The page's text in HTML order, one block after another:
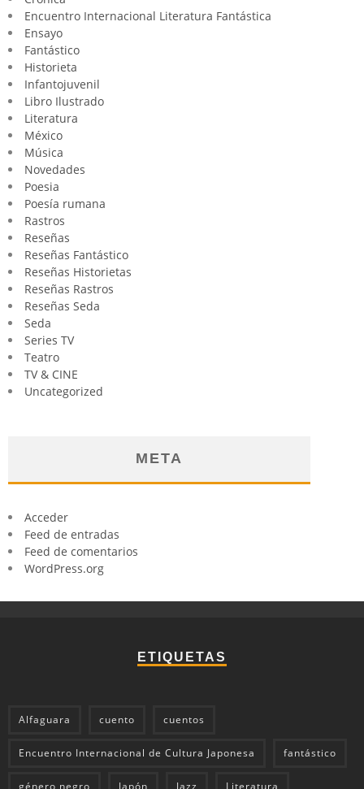
Encuentro Internacional Literatura Fantástica
Ensayo
Fantástico
Historieta
Infantojuvenil
Libro Ilustrado
Literatura
México
Música
Novedades
Poesia
Poesía rumana
Rastros
Reseñas
Reseñas Fantástico
Reseñas Historietas
Reseñas Rastros
Reseñas Seda
Seda
Series TV
Teatro
TV & CINE
Uncategorized
META
Acceder
Feed de entradas
Feed de comentarios
WordPress.org
ETIQUETAS
Alfaguara cuento cuentos
Encuentro Internacional de Cultura Japonesa fantástico